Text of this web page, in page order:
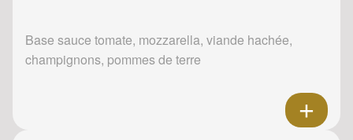
Base sauce tomate, mozzarella, viande hachée,
champignons, pommes de terre